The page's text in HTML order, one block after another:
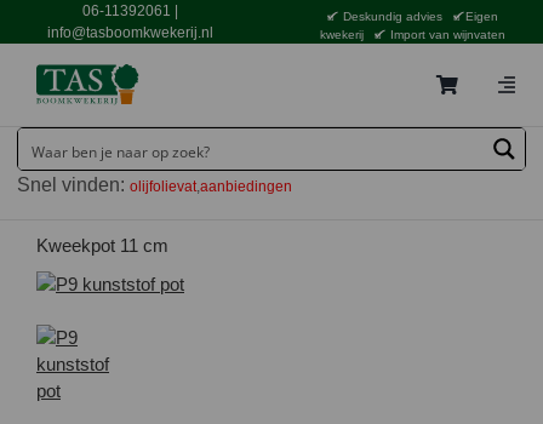
06-11392061
info@tasboomkwekerij.nl
Deskundig advies
Eigen
kwekerij
Import van wijnvaten
Contact en bestellen
Catalogus
Aanbiedingen
Snel vinden:olijfolievat aanbiedingen
Kweekpot 11 cm